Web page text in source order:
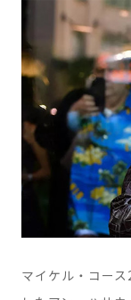
マイケル・コー